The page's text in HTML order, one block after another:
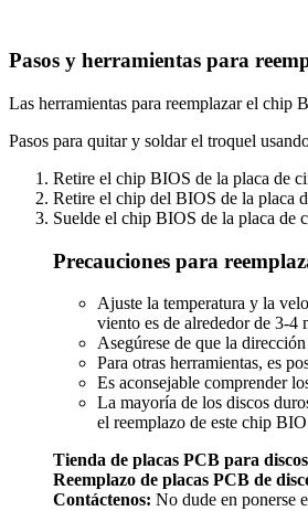
Pasos y herramientas para
Las herramientas para reemplazar el chip
Pasos para quitar y soldar el troquel
Retire el chip BIOS de la placa de
Retire el chip del BIOS de la placa
Suelde el chip BIOS de la placa de
Precauciones para
Ajuste la temperatura y la
viento es de alrededor de 3-4
Asegúrese de que la
Para otras herramientas, es
Es aconsejable comprender
La mayoría de los discos
el reemplazo de este chip
Tienda de placas PCB para
Reemplazo de placas PCB de
Contáctenos: No dude en ponerse